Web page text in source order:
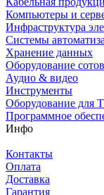
Компьютеры и
Инфраструктура
Системы
Хранение данных
Оборудование
Аудио & видео
Инструменты
Оборудование для
Программное
Инфо
Контакты
Оплата
Доставка
Гарантия